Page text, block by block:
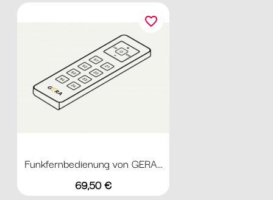
Funkfernbedienung von GERA...
Preis
69,50 €
favorite_border